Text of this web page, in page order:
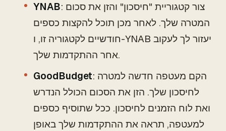
YNAB: צור קטגוריית "חיסכון" והזן את סכום
המטרה שלך. לאחר מכן תוכל להקצות כספים
חודשיים לקטגוריה זו, ו-YNAB יעזור לך לעקוב
אחר ההתקדמות שלך.
GoodBudget: הקם מעטפה חדשה למטרה
לחיסכון שלך. הזן את הסכום הכולל הנדרש
ואת לוח הזמנים לחיסכון. ככל שתוסיף כספים
למעטפה, תראה את ההתקדמות שלך באופן